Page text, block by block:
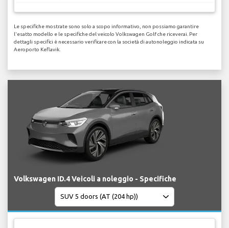
Le specifiche mostrate sono solo a scopo informativo, non possiamo garantire
l'esatto modello e le specifiche del veicolo Volkswagen Golf che riceverai. Per
dettagli specifici è necessario verificare con la società di autonoleggio indicata su
Aeroporto Keflavik.
Volkswagen ID.4 Veicoli a noleggio - Specifiche